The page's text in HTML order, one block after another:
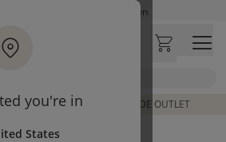
you're in
States
besteld, zelfde dag verzonden
PostNL. Levering duurt mogelijk langer
onze concept store
VORIGE COLLECTIES | SHOP DE OUTLET